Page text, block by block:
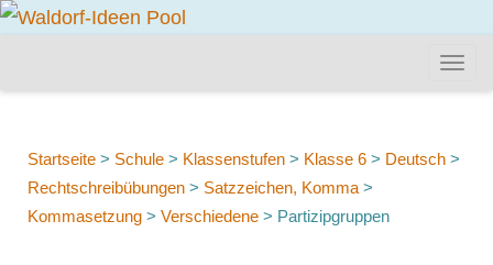
Startseite > Schule > Klassenstufen > Klasse 6 > Deutsch >
Rechtschreibübungen > Satzzeichen, Komma >
Kommasetzung > Verschiedene > Partizipgruppen